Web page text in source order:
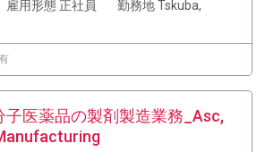
雇用形態 正社員 勤務地Tskuba,
子医薬品の製剤製造業務_Asc,